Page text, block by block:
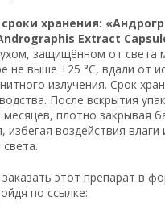
хранения:
Extract
защищённом от света
не выше +25 °C, вдали от
излучения. Срок
После вскрытия
месяцев, плотно закрывая
избегая воздействия влаги
этот препарат в
по ссылке: